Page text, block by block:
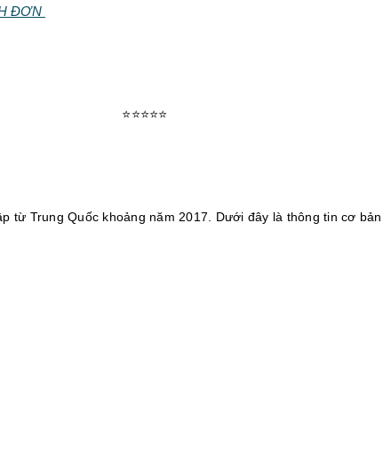
ĐƠN
⭐⭐⭐⭐⭐
từ Trung Quốc khoảng năm 2017. Dưới đây là thông tin cơ bản